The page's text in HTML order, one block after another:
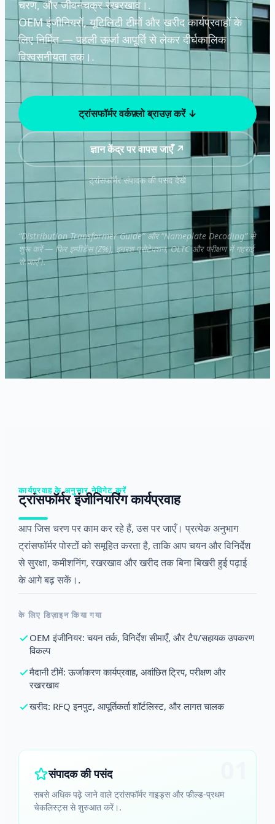
चरण, और जीवनचक्र रखरखाव।.
OEM इंजीनियरों, यूटिलिटी टीमों और खरीद कार्यप्रवाहों के
लिए निर्मित — पहली ऊर्जा आपूर्ति से लेकर दीर्घकालिक
विश्वसनीयता तक।.
ट्रांसफॉर्मर वर्कफ़्लो ब्राउज़ करें ↓
ज्ञान केंद्र पर वापस जाएँ ↗
ट्रांसफॉर्मर संपादक की पसंद देखें
“Distribution Transformer Guide” और “Nameplate Decoding” से
शुरू करें — फिर इम्पीडेंस (Z%), इनरश प्रोटेक्शन, OLTC और परीक्षण में गहराई
से जाएँ।.
कार्यप्रवाह के अनुसार नेविगेट करें
ट्रांसफॉर्मर इंजीनियरिंग कार्यप्रवाह
आप जिस चरण पर काम कर रहे हैं, उस पर जाएँ। प्रत्येक अनुभाग
ट्रांसफॉर्मर पोस्टों को समूहित करता है, ताकि आप चयन और विनिर्देश
से सुरक्षा, कमीशनिंग, रखरखाव और खरीद तक बिना बिखरी हुई पढ़ाई
के आगे बढ़ सकें।.
के लिए डिज़ाइन किया गया
OEM इंजीनियर: चयन तर्क, विनिर्देश सीमाएँ, और टैप/सहायक उपकरण
विकल्प
मैदानी टीमें: ऊर्जाकरण कार्यप्रवाह, अवांछित ट्रिप, परीक्षण और
रखरखाव
खरीद: RFQ इनपुट, आपूर्तिकर्ता शॉर्टलिस्ट, और लागत चालक
संपादक की पसंद
सबसे अधिक पढ़े जाने वाले ट्रांसफॉर्मर गाइड्स और फील्ड-प्रथम
चेकलिस्ट्स से शुरुआत करें।.